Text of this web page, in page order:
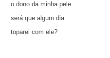
o dono da minha pele
será que algum dia
toparei com ele?